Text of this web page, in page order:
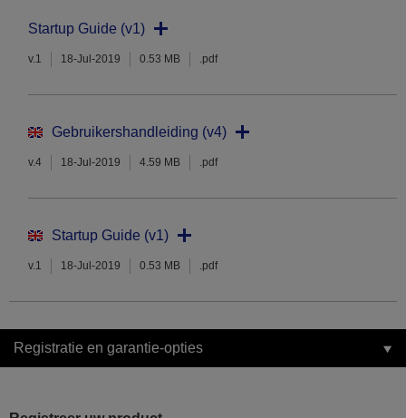
Startup Guide (v1)
v.1 18-Jul-2019 0.53 MB .pdf
Gebruikershandleiding (v4)
v.4 18-Jul-2019 4.59 MB .pdf
Startup Guide (v1)
v.1 18-Jul-2019 0.53 MB .pdf
Registratie en garantie-opties